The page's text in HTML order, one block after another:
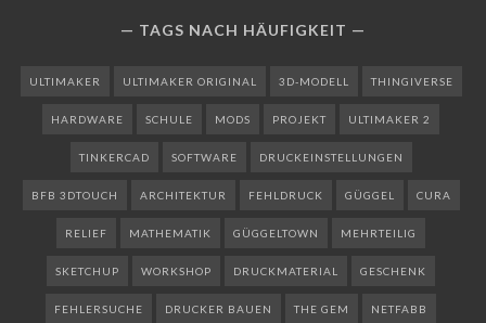
TAGS NACH HÄUFIGKEIT
ULTIMAKER ULTIMAKER ORIGINAL 3D-MODELL THINGIVERSE
HARDWARE SCHULE MODS PROJEKT ULTIMAKER 2
TINKERCAD SOFTWARE DRUCKEINSTELLUNGEN
BFB 3DTOUCH ARCHITEKTUR FEHLDRUCK GÜGGEL CURA
RELIEF MATHEMATIK GÜGGELTOWN MEHRTEILIG
SKETCHUP WORKSHOP DRUCKMATERIAL GESCHENK
FEHLERSUCHE DRUCKER BAUEN THE GEM NETFABB